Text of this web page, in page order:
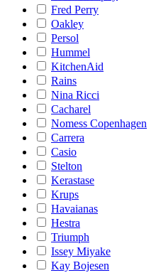
Fred Perry
Oakley
Persol
Hummel
KitchenAid
Rains
Nina Ricci
Cacharel
Nomess Copenhagen
Carrera
Casio
Stelton
Kerastase
Krups
Havaianas
Hestra
Triumph
Issey Miyake
Kay Bojesen